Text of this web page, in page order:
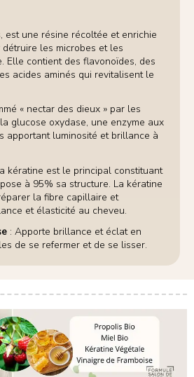
est une résine récoltée et enrichie
les microbes et les
Elle contient des flavonoïdes, des
acides aminés qui revitalisent le
« nectar des dieux » par les
glucose oxydase, une enzyme aux
apportant luminosité et brillance à
kératine est le principal constituant
à 95% sa structure. La kératine
la fibre capillaire et
et élasticité au cheveu.
: Apporte brillance et éclat en
de se refermer et de se lisser.